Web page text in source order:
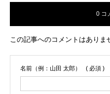
0 コ
この記事へのコメントはありま
名前（例：山田 太郎） ( 必須 )